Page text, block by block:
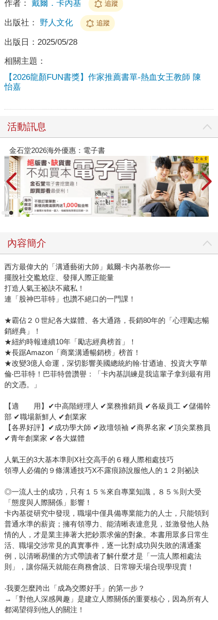
作者： 戴爾．卡內基 追蹤
出版社： 野人文化 追蹤
出版日： 2025/05/28
相關主題：
【2026龍顏FUN書獎】作家推薦書單-熱血女王教師 陳
怡嘉
活動訊息
金石堂2026海外優惠：電子書
內容簡介
西方最偉大的「溝通藝術大師」戴爾‧卡內基教你──
擺脫社交尷尬症、發揮人際正能量
打造人氣王祕訣不藏私！
連「股神巴菲特」也讚不絕口的一門課！
★霸佔２０世紀各大媒體、各大通路，長銷80年的「心理勵志暢
銷經典」！
★紐約時報連續10年「勵志經典榜首」！
★長踞Amazon「商業溝通暢銷榜」榜首！
★改變3億人命運，深切影響美國總統約翰‧甘迺迪、投資大亨華
倫‧巴菲特！巴菲特曾讚譽：「卡內基訓練是我這輩子拿到最有用
的文憑。」
【適 用】✔中高階經理人 ✔業務推銷員 ✔各級員工 ✔儲備幹
部 ✔職場新鮮人 ✔創業家
【各界好評】✔成功學大師 ✔政壇領袖 ✔商界名家 ✔頂尖業務員
✔青年創業家 ✔各大媒體
人氣王的3大基本準則X社交高手的６種人際相處技巧
領導人必備的９條溝通技巧X不露痕跡說服他人的１２則祕訣
◎一流人士的成功，只有１５％來自專業知識，８５％則大受
「態度與人際關係」影響！
卡內基從研究中發現，職場中僅具備專業能力的人士，只能領到
普通水準的薪資；擁有領導力、能清晰表達意見，並激發他人熱
情的人，才是業主捧著大把鈔票求僱的對象。本書用眾多日常生
活、職場交涉常見的真實事件，逐一比對成功與失敗的溝通案
例，以清晰易懂的方式帶讀者了解什麼才是「一流人際相處法
則」，讓你隔天就能在商務會談、日常聊天場合現學現賣！
‧我要怎麼跨出「成為交際好手」的第一步？
→「對他人深感興趣」是建立人際關係的重要核心，因為所有人
都渴望得到他人的關注！